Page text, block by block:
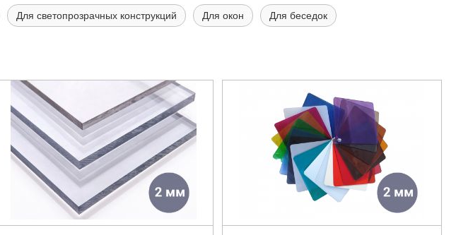
Для светопрозрачных конструкций Для окон Для беседок